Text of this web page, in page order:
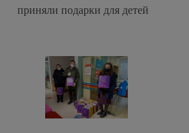
приняли подарки для детей